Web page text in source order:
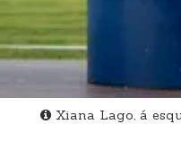
Xiana Lago, á